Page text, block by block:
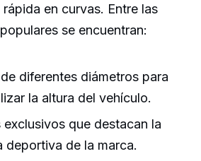
en curvas. Entre las
se encuentran:
diferentes diámetros para
la altura del vehículo.
exclusivos que destacan la
deportiva de la marca.